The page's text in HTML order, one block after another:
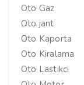
Oto Gaz
Oto jant
Oto Kaporta
Oto Kiralama
Oto Lastikci